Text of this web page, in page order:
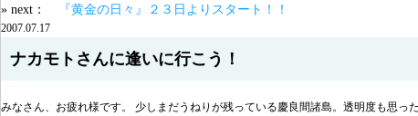
» next：
『黄金の日々』２３日よりスタート！！
2007.07.17
ナカモトさんに逢いに行こう！
みなさん、お疲れ様です。 少しまだうねりが残っている慶良間諸島。透明度も思っ